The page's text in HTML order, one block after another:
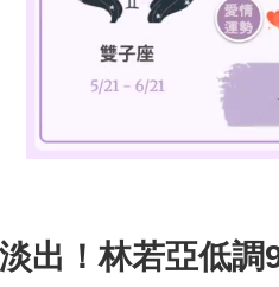
出！林若亞低